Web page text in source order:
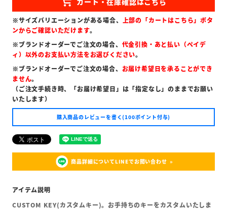
※サイズバリエーションがある場合、 上部の「カートはこちら」ボタ
ンからご確認いただけます。
※ブランドオーダーでご注文の場合、 代金引換・あと払い（ペイデ
ィ）以外のお支払い方法をお選びください。
※ブランドオーダーでご注文の場合、 お届け希望日を承ることができ
ません。
（ご注文手続き時、「お届け希望日」は「指定なし」のままでお願い
いたします）
購入商品のレビューを書く(100ポイント付与)
商品詳細についてLINEでお問い合わせ
CUSTOM KEY(カスタムキー)。お手持ちのキーをカスタムいたしま